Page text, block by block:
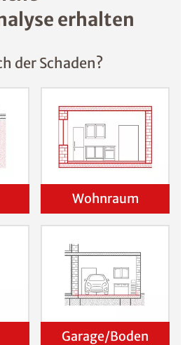
erhalten
der Schaden?
Wohnraum
Garage/Boden